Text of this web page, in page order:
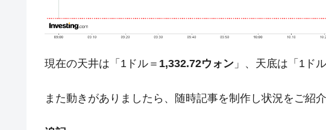
Fact1 全て勝つといくら？ 競馬GI競走で勝利騎手がもらえる賞金
Fact1 日本人マスターズ挑戦の歴史。松山以前に最高位だった選
現在の天井は「1ドル＝ 1,332.72ウォン 」、天底は「1ド
また動きがありましたら、随時記事を制作し状況をご紹